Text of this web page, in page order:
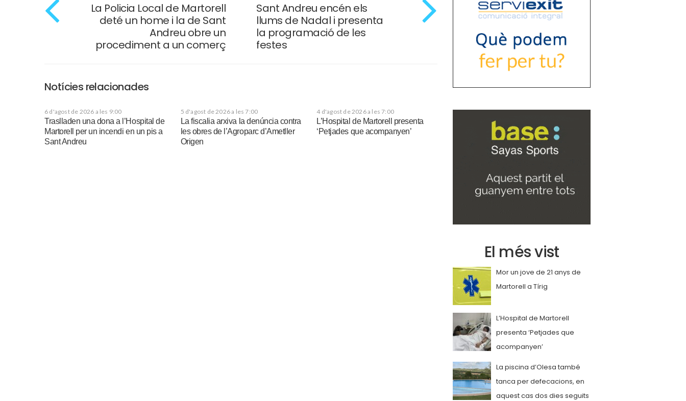
La Policia Local de Martorell
deté un home i la de Sant
Andreu obre un
procediment a un comerç
Sant Andreu encén els
llums de Nadal i presenta
la programació de les
festes
Notícies relacionades
6 d'agost de 2026 a les 9:00
Traslladen una dona a l’Hospital de
Martorell per un incendi en un pis a
Sant Andreu
5 d'agost de 2026 a les 7:00
La fiscalia arxiva la denúncia contra
les obres de l’Agroparc d’Ametller
Origen
4 d'agost de 2026 a les 7:00
L’Hospital de Martorell presenta
‘Petjades que acompanyen’
El més vist
Mor un jove de 21 anys de
Martorell a Tírig
L’Hospital de Martorell
presenta ‘Petjades que
acompanyen’
La piscina d’Olesa també
tanca per defecacions, en
aquest cas dos dies seguits